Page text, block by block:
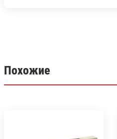
Похожие